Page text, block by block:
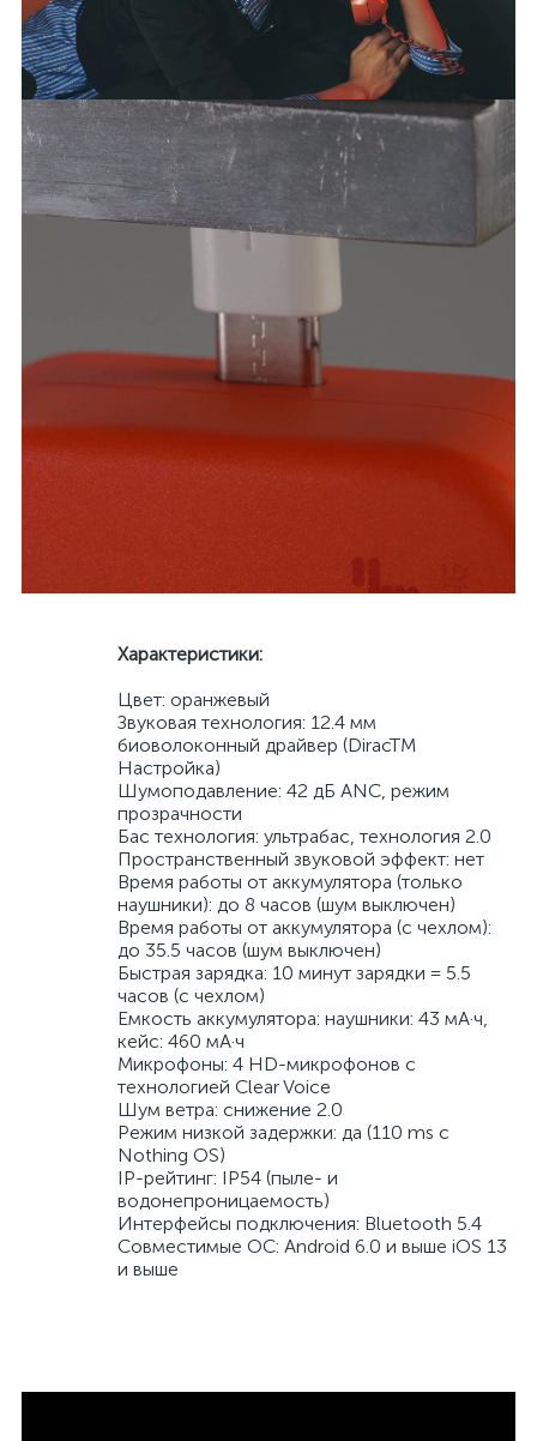
Характеристики:
Цвет: оранжевый
Звуковая технология: 12.4 мм
биоволоконный драйвер (DiracTM
Настройка)
Шумоподавление: 42 дБ ANC, режим
прозрачности
Бас технология: ультрабас, технология 2.0
Пространственный звуковой эффект: нет
Время работы от аккумулятора (только
наушники): до 8 часов (шум выключен)
Время работы от аккумулятора (с чехлом):
до 35.5 часов (шум выключен)
Быстрая зарядка: 10 минут зарядки = 5.5
часов (с чехлом)
Емкость аккумулятора: наушники: 43 мА·ч,
кейс: 460 мА·ч
Микрофоны: 4 HD-микрофонов с
технологией Clear Voice
Шум ветра: снижение 2.0
Режим низкой задержки: да (110 ms с
Nothing OS)
IP-рейтинг: IP54 (пыле- и
водонепроницаемость)
Интерфейсы подключения: Bluetooth 5.4
Совместимые ОС: Android 6.0 и выше iOS 13
и выше